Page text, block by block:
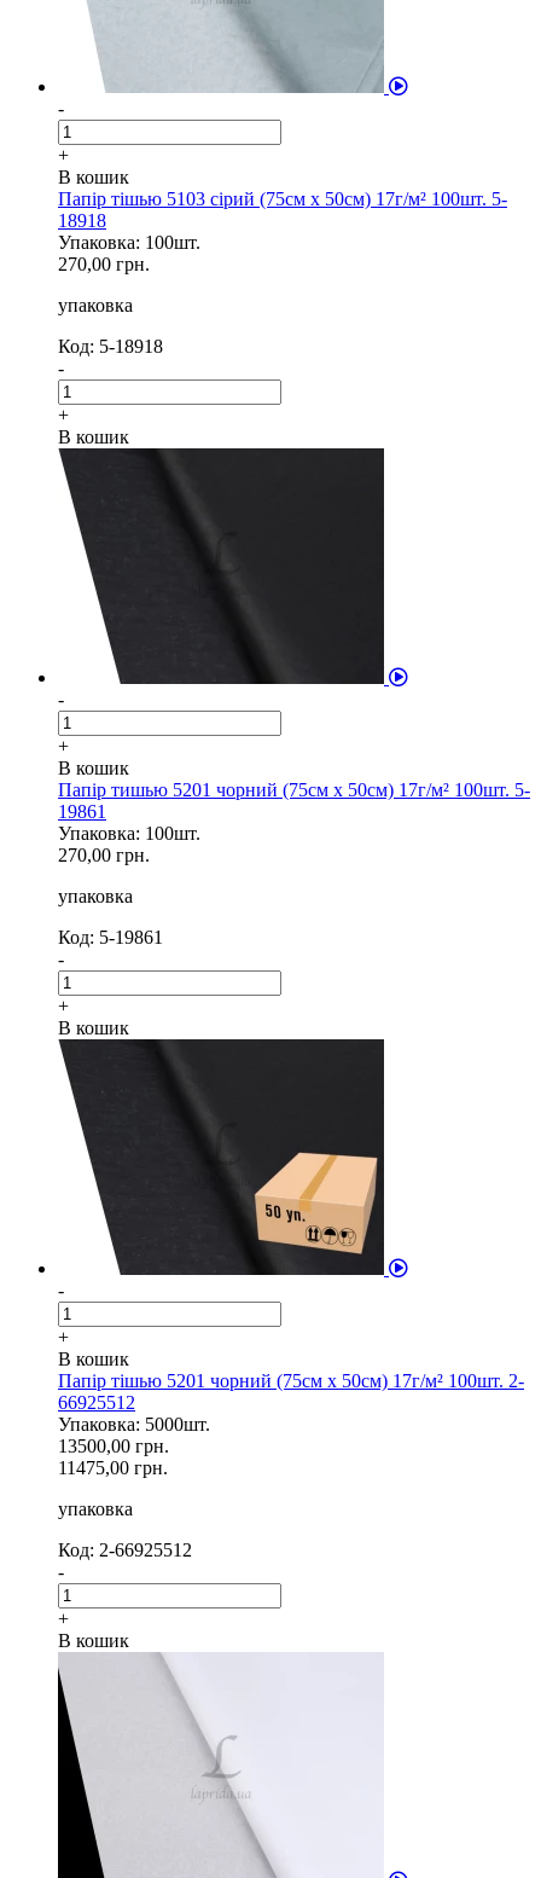
-
+
В кошик
Папір тішью 5103 сірий (75см х 50см) 17г/м² 100шт. 5-
18918
Упаковка: 100шт.
270,00 грн.
упаковка
Код: 5-18918
-
+
В кошик
-
+
В кошик
Папір тишью 5201 чорний (75см х 50см) 17г/м² 100шт. 5-
19861
Упаковка: 100шт.
270,00 грн.
упаковка
Код: 5-19861
-
+
В кошик
-
+
В кошик
Папір тішью 5201 чорний (75см х 50см) 17г/м² 100шт. 2-
66925512
Упаковка: 5000шт.
13500,00 грн.
11475,00 грн.
упаковка
Код: 2-66925512
-
+
В кошик